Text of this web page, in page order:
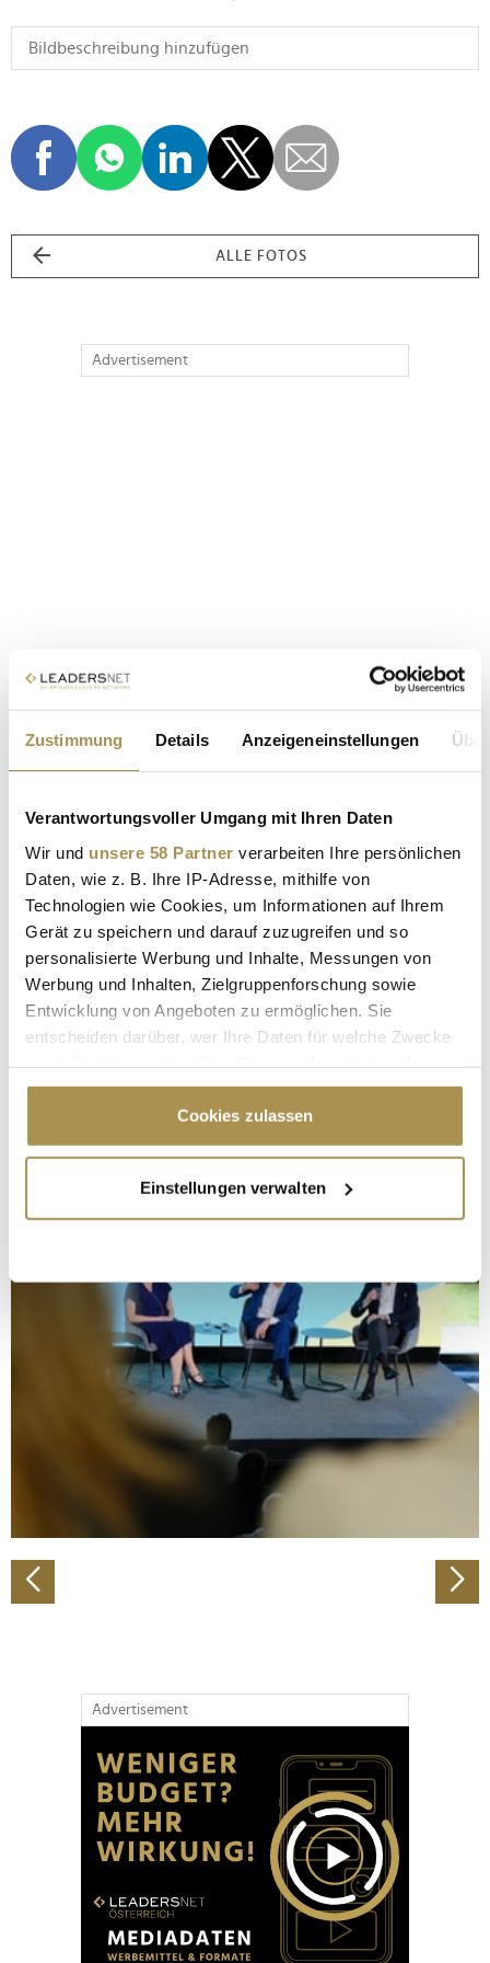
Zustimmung Details Anzeigeneinstellungen
Verantwortungsvoller Umgang mit Ihren Daten
Wir und unsere 58 Partner verarbeiten Ihre persönlichen
Daten, wie z. B. Ihre IP-Adresse, mithilfe von
Technologien wie Cookies, um Informationen auf Ihrem
Gerät zu speichern und darauf zuzugreifen und so
personalisierte Werbung und Inhalte, Messungen von
Werbung und Inhalten, Zielgruppenforschung sowie
Entwicklung von Angeboten zu ermöglichen. Sie
entscheiden darüber, wer Ihre Daten für welche Zwecke
Cookie-Erklärung oder durch Klicken auf das Privacy
Trigger Symbol ändern oder widerrufen
Informationen über Ihre geografische Lage
erfassen, welche bis auf einige Meter genau sein
bestimmten Merkmalen (Fingerprinting) identifizieren
Erfahren Sie mehr darüber, wie Ihre persönlichen Daten
verarbeitet werden, und legen Sie Ihre Präferenzen im
Abschnitt Einzelheitenfest.
Wir verwenden Cookies, um Inhalte und Anzeigen zu
personalisieren, Funktionen für soziale Medien anbieten
zu können und die Zugriffe auf unsere Website zu
Verwendung unserer Website an unsere Partner für
soziale Medien, Werbung und Analysen weiter. Unsere
Partner führen diese Informationen möglicherweise mit
Cookies zulassen
Einstellungen verwalten
ALLE FOTOS
Advertisement
Advertisement